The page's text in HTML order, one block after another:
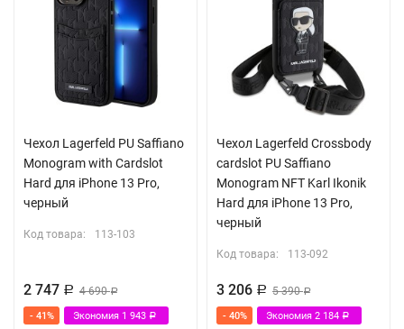
Чехол Lagerfeld PU Saffiano
Monogram with Cardslot
Hard для iPhone 13 Pro,
черный
Код товара: 113-103
2 747 Р 4 690Р
- 41% Экономия 1 943 Р
Чехол Lagerfeld Crossbody
cardslot PU Saffiano
Monogram NFT Karl Ikonik
Hard для iPhone 13 Pro,
черный
Код товара: 113-092
3 206 Р 5 390Р
- 40% Экономия 2 184 Р